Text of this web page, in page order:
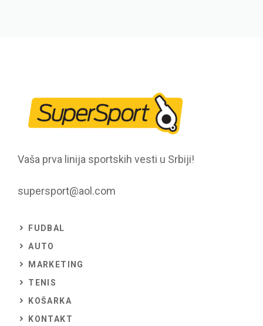
Vaša prva linija sportskih vesti u Srbiji!
supersport@aol.com
FUDBAL
AUTO
MARKETING
TENIS
KOŠARKA
KONTAKT